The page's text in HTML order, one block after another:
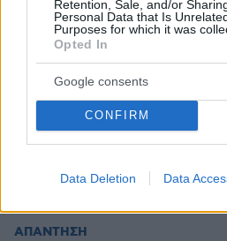
Retention, Sale, and/or
Personal Data that Is
Purposes for which it was
Opted In
Google consents
CONFIRM
Data Deletion Data
ΣΧΟΛΙΑ(3)
ΠΡΟΣΘΗΚΗ ΣΧΟΛΙΟΥ
10.08.2025, 20:50
Εγώ πάλι, ένα δεν μπορώ να
"μη κρατικά πανεπιστήμια"
ακριβές "ιδιωτικά
εύπεπτο, όπως "παράτυποι
λαθρομετανάστες....τι σου
μου....
ΑΠΑΝΤΗΣΗ